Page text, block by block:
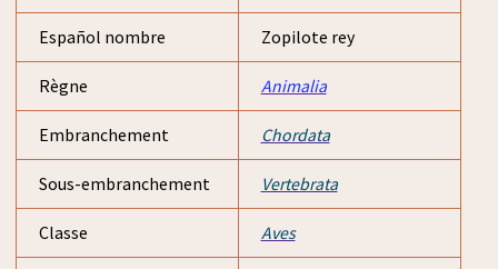
Español nombre Zopilote rey
Règne Animalia
Embranchement Chordata
Sous-embranchement Vertebrata
Classe Aves